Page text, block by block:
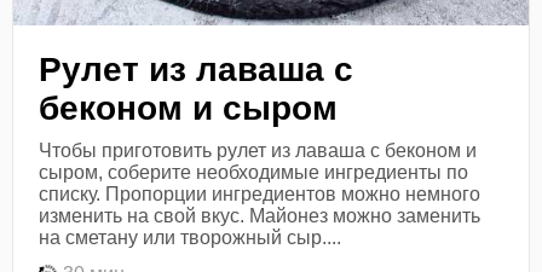
Рулет из лаваша с
беконом и сыром
Чтобы приготовить рулет из лаваша с беконом и
сыром, соберите необходимые ингредиенты по
списку. Пропорции ингредиентов можно немного
изменить на свой вкус. Майонез можно заменить
на сметану или творожный сыр....